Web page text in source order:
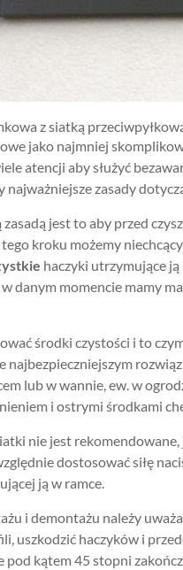
z siatką
jako najmniej
atencji aby służyć
najważniejsze zasady
zasadą jest to aby przed
kroku możemy
haczyki utrzymujące
danym momencie mamy
środki czystości i to
najbezpieczniejszym
lub w wannie, ew. w
i ostrymi środkami
nie jest
dostosować siłę
ją w ramce.
i demontażu należy
uszkodzić haczyków i
pod kątem 45 stopni